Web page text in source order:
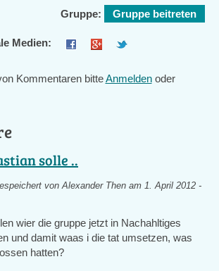
Gruppe: Gruppe beitreten
Medien:
Kommentaren bitteAnmeldenoder
solle ..
vonAlexander Then am 1. April 2012 -
wier die gruppe jetzt in Nachahltiges
und damit waas i die tat umsetzen, was
hatten?